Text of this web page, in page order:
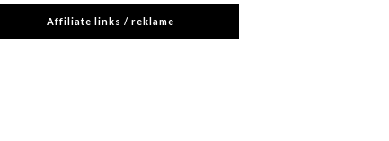
Affiliate links / reklame